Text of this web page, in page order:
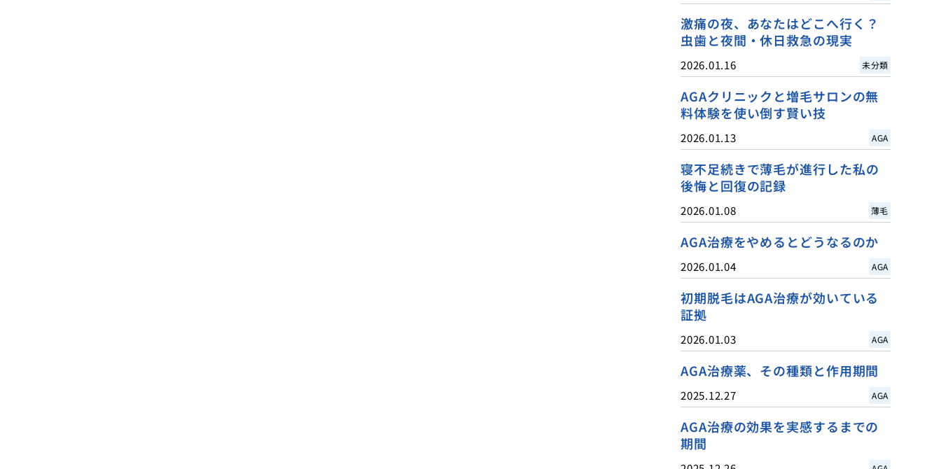
激痛の夜、あなたはどこへ行く？
虫歯と夜間・休日救急の現実
2026.01.16 未分類
AGAクリニックと増毛サロンの無
料体験を使い倒す賢い技
2026.01.13 AGA
寝不足続きで薄毛が進行した私の
後悔と回復の記録
2026.01.08 薄毛
AGA治療をやめるとどうなるのか
2026.01.04 AGA
初期脱毛はAGA治療が効いている
証拠
2026.01.03 AGA
AGA治療薬、その種類と作用期間
2025.12.27 AGA
AGA治療の効果を実感するまでの
期間